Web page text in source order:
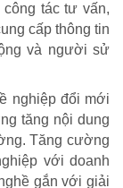
tác tư vấn,
cấp thông tin
và người sử
nghiệp đổi mới
tăng nội dung
Tăng cường
với doanh
gắn với giải